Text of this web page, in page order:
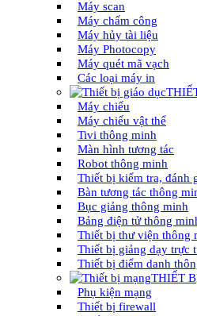
Máy scan
Máy chấm công
Máy hủy tài liệu
Máy Photocopy
Máy quét mã vạch
Các loại máy in
Máy chiếu
Máy chiếu vật thể
Tivi thông minh
Màn hình tương tác
Robot thông minh
Thiết bị kiểm tra, đánh
Bàn tương tác thông
Bục giảng thông minh
Bảng điện tử thông
Thiết bị thư viện thông
Thiết bị giảng dạy trực
Thiết bị điểm danh
THIẾT
Phụ kiện mạng
Thiết bị firewall